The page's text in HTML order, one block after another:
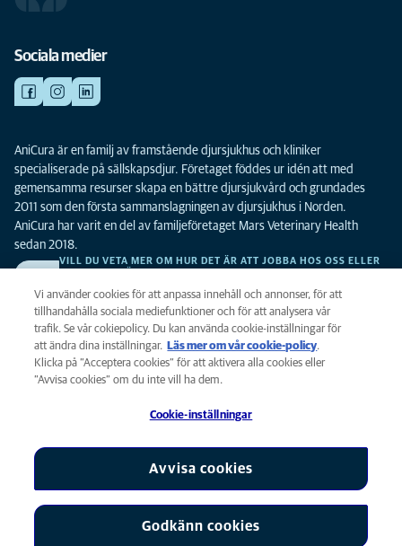
Sociala medier
AniCura är en familj av framstående djursjukhus och kliniker
specialiserade på sällskapsdjur. Företaget föddes ur idén att med
gemensamma resurser skapa en bättre djursjukvård och grundades
2011 som den första sammanslagningen av djursjukhus i Norden.
AniCura har varit en del av familjeföretaget Mars Veterinary Health
sedan 2018.
VILL DU VETA MER OM HUR DET ÄR ATT JOBBA HOS OSS ELLER
Integritet
Legalt
AniCura är ett dotterbolag till Mars, Inc © 2026
Cookie-inställningar
Vi använder cookies för att anpassa innehåll och annonser, för att
tillhandahålla sociala mediefunktioner och för att analysera vår
trafik. Se vår cokiepolicy. Du kan använda cookie-inställningar för
att ändra dina inställningar.
Läs mer om vår cookie-policy(opens in a
new tab)
.
Klicka på ”Acceptera cookies” för att aktivera alla cookies eller
”Avvisa cookies” om du inte vill ha dem.
Cookie-inställningar
Avvisa cookies
Godkänn cookies